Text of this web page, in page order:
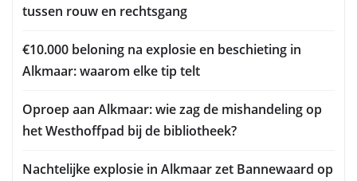
tussen rouw en rechtsgang
€10.000 beloning na explosie en beschieting in
Alkmaar: waarom elke tip telt
Oproep aan Alkmaar: wie zag de mishandeling op
het Westhoffpad bij de bibliotheek?
Nachtelijke explosie in Alkmaar zet Bannewaard op